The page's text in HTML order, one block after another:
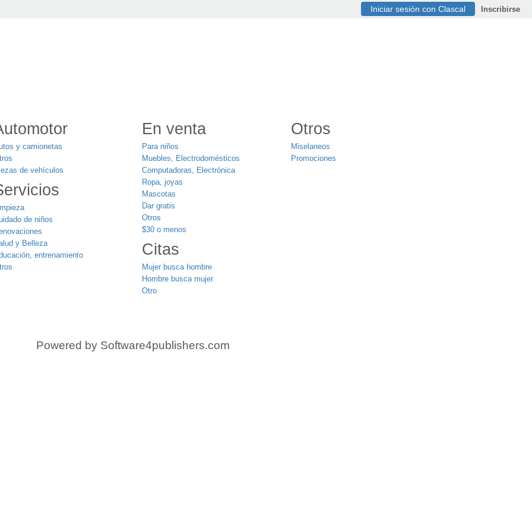
Iniciar sesión con Clascal Inscribirse
y camionetas
de vehículos
de niños
y Belleza
entrenamiento
En venta
Para niños
Muebles, Electrodomésticos
Computadoras, Electrónica
Ropa, joyas
Mascotas
Dar gratis
Otros
$30 o menos
Citas
Mujer busca hombre
Hombre busca mujer
Otro
Otros
Miselaneos
Promociones
Powered by Software4publishers.com